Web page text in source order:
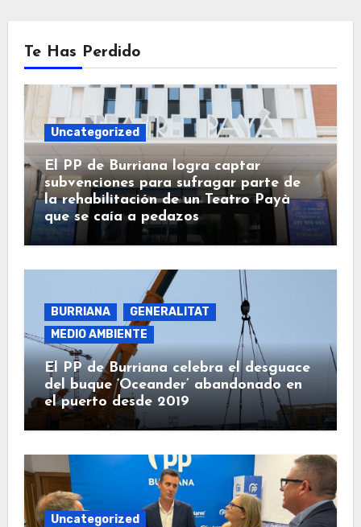
Te Has Perdido
Uncategorized
El PP de Burriana logra captar
subvenciones para sufragar parte de
la rehabilitación de un Teatro Payà
que se caía a pedazos
BURRIANA
GENERALITAT
MEDIO AMBIENTE
El PP de Burriana celebra el desguace
del buque ‘Oceander’ abandonado en
el puerto desde 2019
Uncategorized